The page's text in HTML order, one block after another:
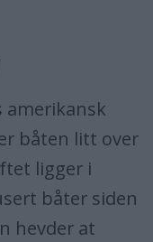
amerikansk
båten litt over
ligger i
båter siden
hevder at